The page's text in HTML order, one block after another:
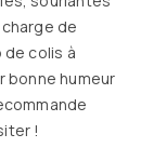
très
le début
un tour et
sans rien